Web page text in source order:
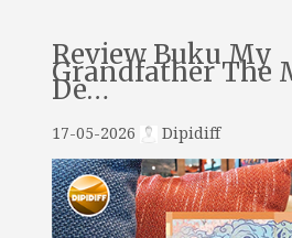
Review Buku My
Grandfather The
De…
17-05-2026 Dipidiff